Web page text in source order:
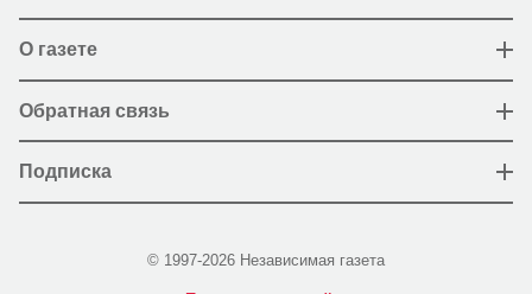
О газете
Обратная связь
Подписка
© 1997-2026 Независимая газета